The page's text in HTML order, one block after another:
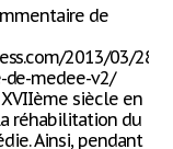
de
2013/03/28/
medee-v2/
siècle en
réhabilitation du
Ainsi, pendant